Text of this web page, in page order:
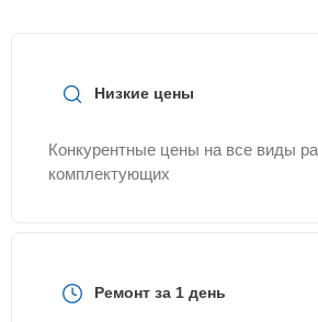
Низкие цены
Конкурентные цены на все виды
комплектующих
Ремонт за 1 день